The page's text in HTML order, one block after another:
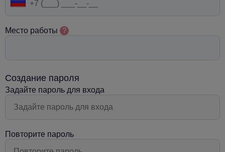
Место работы ?
Создание пароля
Задайте пароль для входа
Повторите пароль